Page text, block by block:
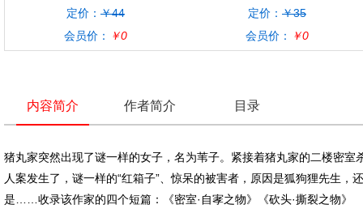
定价： ￥44
会员价：
￥0
定价： ￥35
会员价：
￥0
内容简介 作者简介 目录
猪丸家突然出现了谜一样的女子，名为苇子。紧接着猪丸家的二楼密室
人案发生了，谜一样的“红箱子”、惊呆的被害者，原因是狐狗狸先生，还
是……收录该作家的四个短篇：《密室·自宯之物》《砍头·撕裂之物》